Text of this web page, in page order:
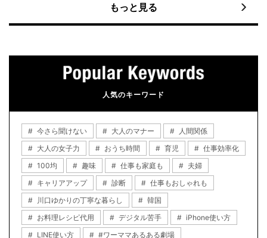
もっと見る
人気のキーワード
今さら聞けない 大人のマナー
人間関係
大人の女子力
おうち時間 育児
仕事効率化
100均
趣味 仕事も家庭も
夫婦
キャリアアップ
診断
仕事もおしゃれも
川口ゆかりの丁寧な暮らし
韓国
お料理レシピ代用
デジタル苦手
iPhone使い方
LINE使い方
#ワーママあるある劇場